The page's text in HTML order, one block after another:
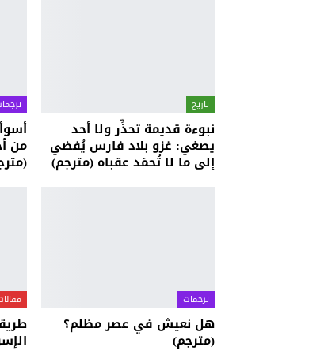
تاريخ
نبوءة قديمة تحذِّر ولا أحد
يصغي: غزو بلاد فارس يُفضي
إلى ما لا تُحمَد عقباه (مترجم)
من
ترجمات
هل نعيش في عصر مظلم؟
(مترجم)